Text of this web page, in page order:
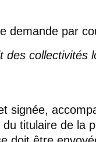
demande par
des collectivités
signée,
titulaire de la